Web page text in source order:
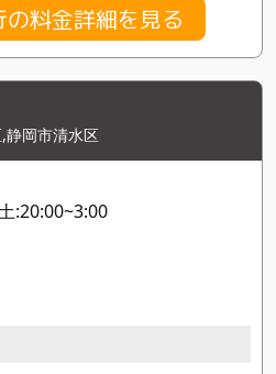
料金詳細を見る
静岡市清水区
:20:00~3:00